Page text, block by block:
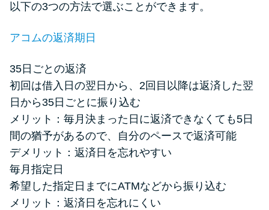
以下の3つの方法で選ぶことができます。
アコムの返済期日
35日ごとの返済
初回は借入日の翌日から、2回目以降は返済した翌
日から35日ごとに振り込む
メリット：毎月決まった日に返済できなくても5日
間の猶予があるので、自分のペースで返済可能
デメリット：返済日を忘れやすい
毎月指定日
希望した指定日までにATMなどから振り込む
メリット：返済日を忘れにくい